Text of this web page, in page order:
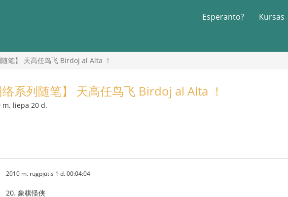
Esperanto? Kursas
笔】 天高任鸟飞 Birdoj al Alta ！
系列随笔】 天高任鸟飞 Birdoj al Alta ！
m. liepa 20 d.
2010 m. rugpjūtis 1 d. 00:04:04
20. 象棋怪侠